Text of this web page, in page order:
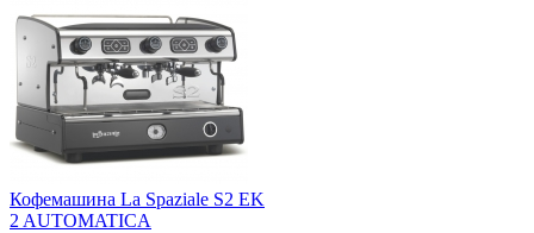
Кофемашина La Spaziale S2 EK
2 AUTOMATICA